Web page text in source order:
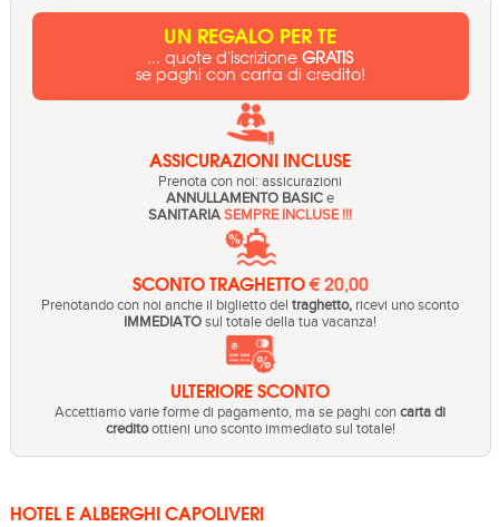
UN REGALO PER TE
... quote d'iscrizioneGRATIS
se paghi con carta di credito!
ASSICURAZIONI INCLUSE
Prenota con noi: assicurazioni
ANNULLAMENTO BASICe
SANITARIASEMPRE INCLUSE !!!
SCONTO TRAGHETTO€ 20,00
Prenotando con noi anche il biglietto deltraghetto, ricevi uno sconto
IMMEDIATOsul totale della tua vacanza!
ULTERIORE SCONTO
Accettiamo varie forme di pagamento, ma se paghi concarta di
creditoottieni uno sconto immediato sul totale!
HOTEL E ALBERGHI CAPOLIVERI